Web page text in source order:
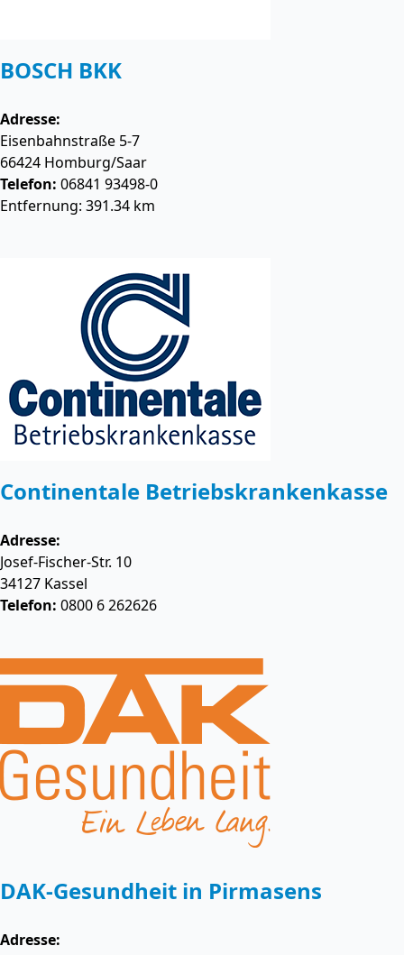
BOSCH BKK
Adresse:
Eisenbahnstraße 5-7
66424 Homburg/Saar
Telefon: 06841 93498-0
Entfernung: 391.34 km
Continentale Betriebskrankenkasse
Adresse:
Josef-Fischer-Str. 10
34127 Kassel
Telefon: 0800 6 262626
DAK-Gesundheit in Pirmasens
Adresse: